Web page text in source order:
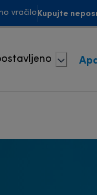
vračilo Kupujte